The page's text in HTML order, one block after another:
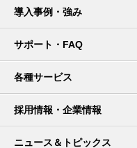
導入事例・強み
サポート・FAQ
各種サービス
採用情報・企業情報
ニュース＆トピックス